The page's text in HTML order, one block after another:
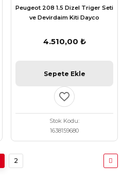
Peugeot 208 1.5 Dizel Triger Seti
ve Devirdaim Kiti Dayco
4.510,00 ₺
Sepete Ekle
Stok Kodu
1638159680
2